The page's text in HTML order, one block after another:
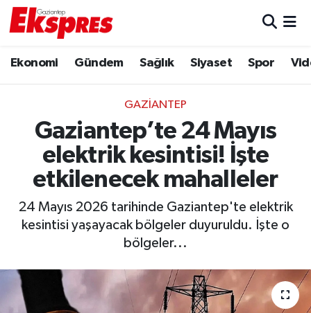
Ekonomi Gündem Sağlık Siyaset Spor
GAZIANTEP
Gaziantep’te 24 Mayıs
elektrik kesintisi! İşte
etkilenecek mahalleler
24 Mayıs 2026 tarihinde Gaziantep'te elektrik
kesintisi yaşayacak bölgeler duyuruldu. İşte o
bölgeler...
Ekonomi
Gaziantep son dakika
Genel
Haberler
Magazin
Trafik Durumu
Puan Durumu ve Fikstür
Tüm Manşetler
Haber Arşivi